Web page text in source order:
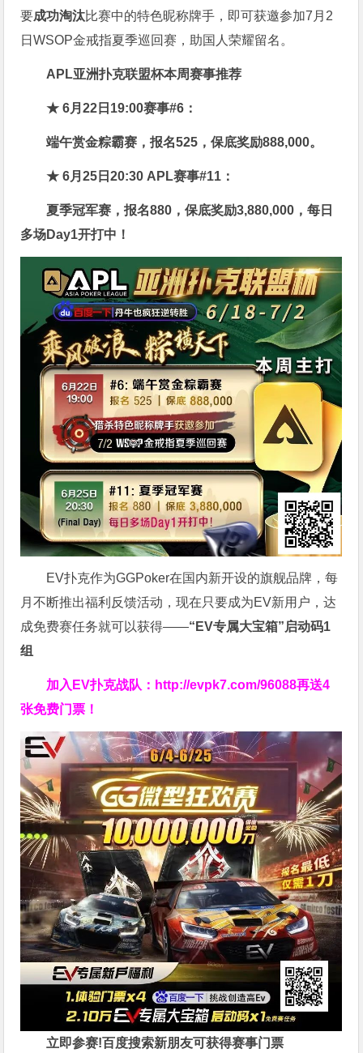
要成功淘汰比赛中的特色昵称牌手，即可获邀参加7月2
日WSOP金戒指夏季巡回赛，助国人荣耀留名。
APL亚洲扑克联盟杯本周赛事推荐
★ 6月22日19:00赛事#6：
端午赏金粽霸赛，报名525，保底奖励888,000。
★ 6月25日20:30 APL赛事#11：
夏季冠军赛，报名880，保底奖励3,880,000，每日
多场Day1开打中！
EV扑克作为GGPoker在国内新开设的旗舰品牌，每
月不断推出福利反馈活动，现在只要成为EV新用户，达
成免费赛任务就可以获得——“EV专属大宝箱”启动码1
组
加入EV扑克战队： http://evpk7.com/96088再送4
张免费门票！
立即参赛!百度搜索新朋友可获得赛事门票